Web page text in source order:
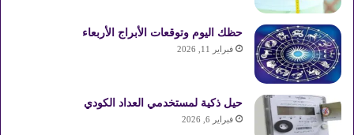
حظك اليوم وتوقعات الأبراج الأربعاء
فبراير 11, 2026
حيل ذكية لمستخدمي العداد الكودي
فبراير 6, 2026